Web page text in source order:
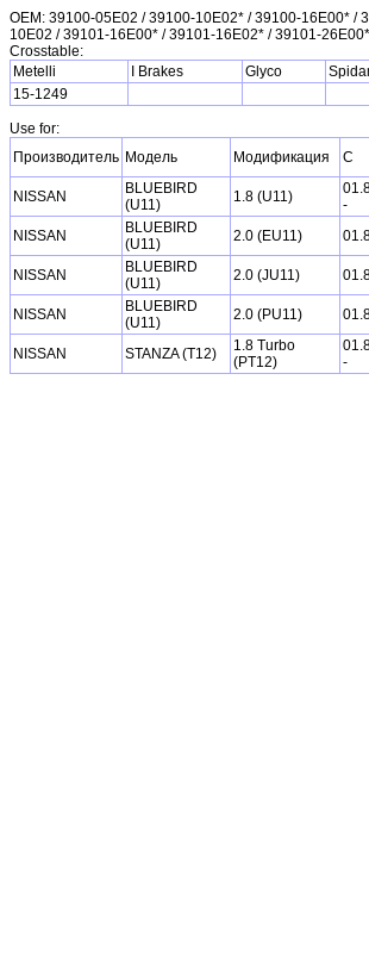
OEM: 39100-05E02 / 39100-10E02* / 39100-16E00*
10E02 / 39101-16E00* / 39101-16E02* / 39101-
Crosstable:
Metelli
I Brakes Glyco
15-1249
Use for:
Производитель Модель Модификация С
NISSAN
BLUEBIRD
(U11)
1.8 (U11)
-
NISSAN
BLUEBIRD
(U11)
2.0 (EU11)
NISSAN
BLUEBIRD
(U11)
2.0 (JU11)
NISSAN
BLUEBIRD
(U11)
2.0 (PU11)
NISSAN STANZA (T12)
1.8 Turbo
(PT12)
-